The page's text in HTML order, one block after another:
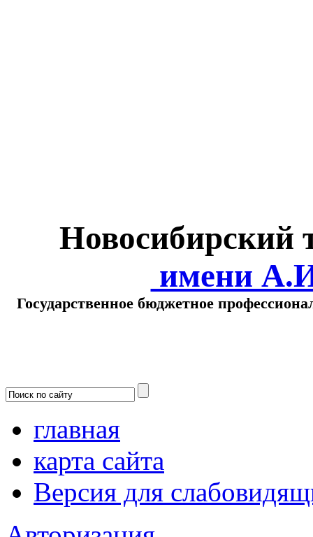
Новосибирский
имени
Государственное бюджетное
главная
карта сайта
Версия для